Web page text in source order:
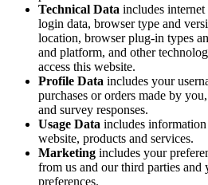
Technical Data includes
login data, browser type and
location, browser plug-in types
and platform, and other
access this website.
Profile Data includes your
purchases or orders made by
and survey responses.
Usage Data includes
website, products and services.
Marketing includes your
from us and our third parties and
preferences.